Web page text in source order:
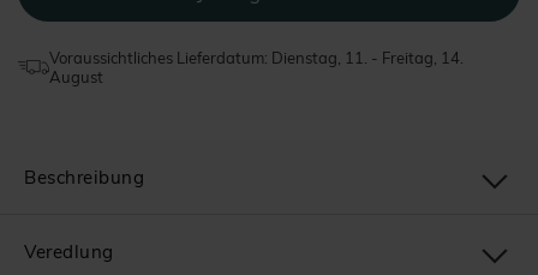
Voraussichtliches Lieferdatum: Dienstag, 11. - Freitag, 14.
August
Beschreibung
Veredlung